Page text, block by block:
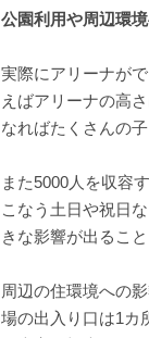
公園利用や周辺環
実際にアリーナが
えばアリーナの高
なればたくさんの
また5000人を収容
こなう土日や祝日
きな影響が出るこ
周辺の住環境への
場の出入り口は1カ